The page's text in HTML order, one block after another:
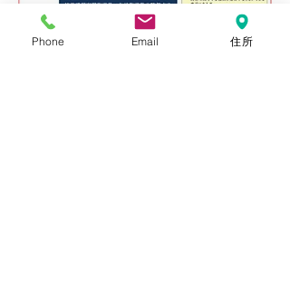
Phone Email 住所